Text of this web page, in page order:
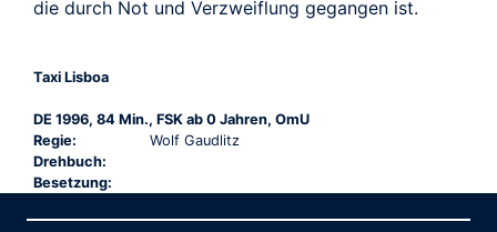
die durch Not und Verzweiflung gegangen ist.
Taxi Lisboa
DE 1996, 84 Min., FSK ab 0 Jahren, OmU
Regie:
Wolf Gaudlitz
Drehbuch:
Besetzung: